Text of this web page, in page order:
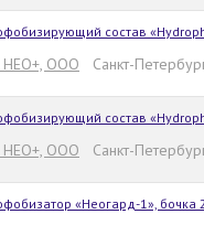
состав
ООО Санкт-
состав
ООО Санкт-
«Неогард-1», бочка